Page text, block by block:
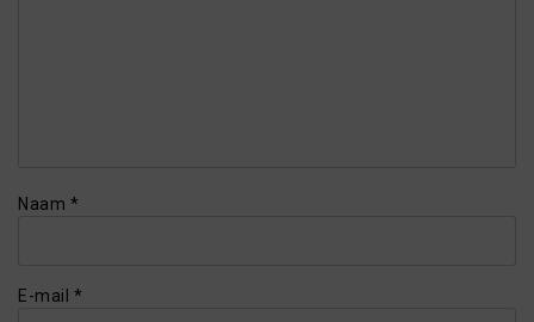
Naam *
E-mail *